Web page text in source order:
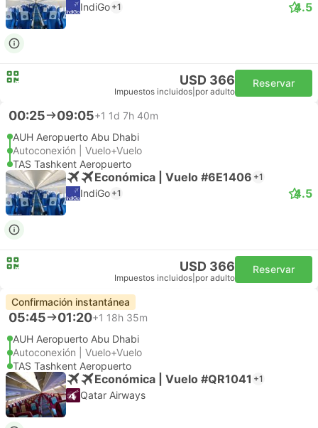
IndiGo +1 4.5
USD 366
Impuestos incluidos por adulto
Reservar
00:25 09:05+1 1d 7h 40m
AUH Aeropuerto Abu Dhabi
Autoconexión | Vuelo+Vuelo
TAS Tashkent Aeropuerto
Económica | Vuelo #6E1406 +1
IndiGo +1 4.5
USD 366
Impuestos incluidos por adulto
Reservar
Confirmación instantánea
05:45 01:20+1 18h 35m
AUH Aeropuerto Abu Dhabi
Autoconexión | Vuelo+Vuelo
TAS Tashkent Aeropuerto
Económica | Vuelo #QR1041 +1
Qatar Airways